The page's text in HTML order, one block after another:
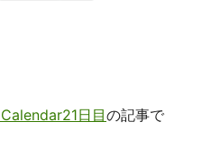
日目の記事で